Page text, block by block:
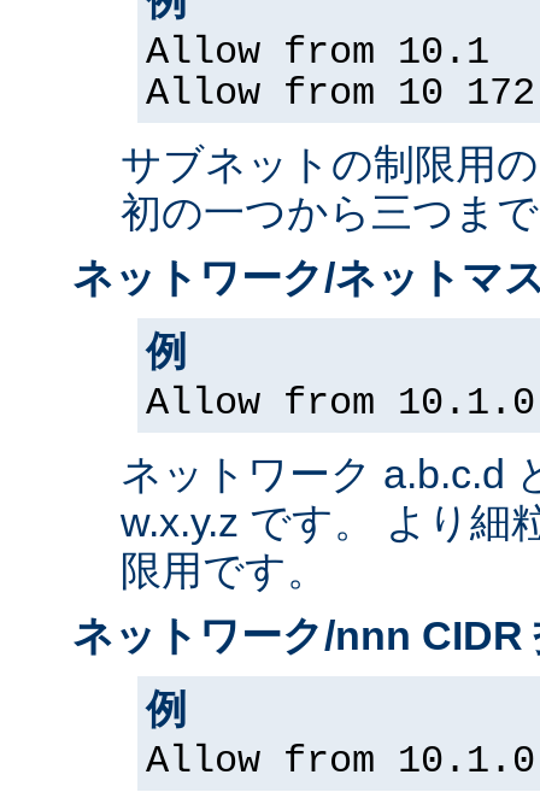
Allow from 10.1
Allow from 10
サブネットの制限用
初の一つから三つま
ネットワーク/ネットマ
例
Allow from
ネットワーク a.b.c.d
w.x.y.z です。 より細
限用です。
ネットワーク/nnn CIDR
例
Allow from